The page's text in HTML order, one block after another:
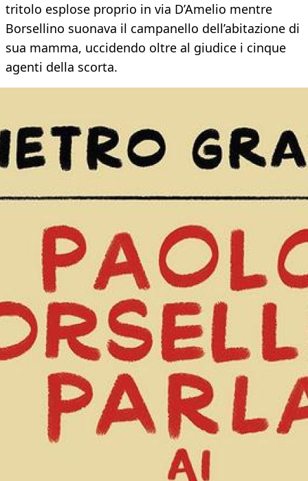
tritolo esplose proprio in via D’Amelio mentre
Borsellino suonava il campanello dell’abitazione di
sua mamma, uccidendo oltre al giudice i cinque
agenti della scorta.